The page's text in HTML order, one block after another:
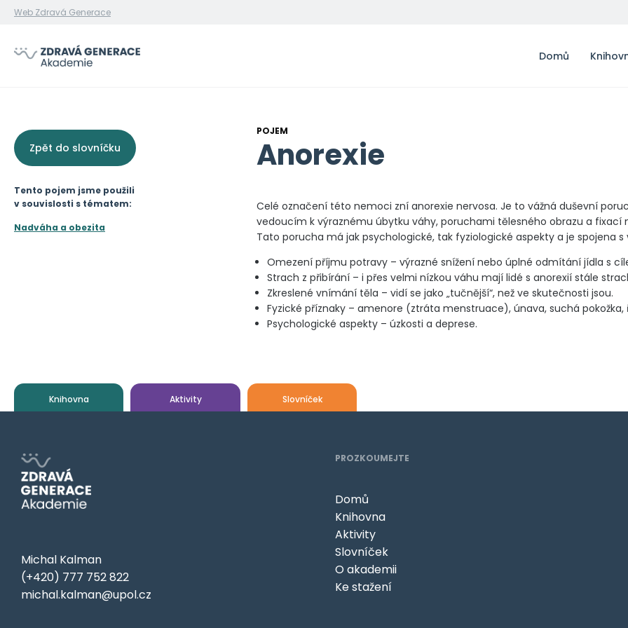
Web Zdravá Generace
Domů
Zpět do slovníčku
Tento pojem jsme použili
v souvislosti s tématem:
Nadváha a obezita
POJEM
Anorexie
Celé označení této nemoci zní anorexie nervosa. Je to vážná duševní
vedoucím k výraznému úbytku váhy, poruchami tělesného obrazu a fixací
Tato porucha má jak psychologické, tak fyziologické aspekty a je spojena
Omezení příjmu potravy – výrazné snížení nebo úplné odmítání jídla s
Strach z přibírání – i přes velmi nízkou váhu mají lidé s anorexií stále
Zkreslené vnímání těla – vidí se jako „tučnější“, než ve skutečnosti jsou.
Fyzické příznaky – amenore (ztráta menstruace), únava, suchá
Psychologické aspekty – úzkosti a deprese.
Knihovna Aktivity Slovníček
Michal Kalman
(+420) 777 752 822
michal.kalman@upol.cz
PROZKOUMEJTE
Domů
Knihovna
Aktivity
Slovníček
O akademii
Ke stažení